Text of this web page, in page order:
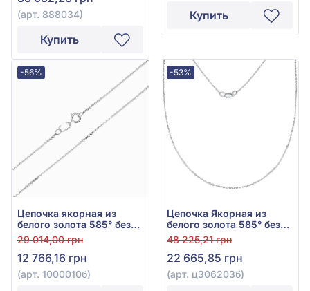
(арт. 888034)
Купить
Купить
-56%
Цепочка якорная из
белого золота 585° без
вставки, арт. 1000010б
29 014,00 грн
12 766,16 грн
(арт. 1000010б)
-53%
Цепочка Якорная из
белого золота 585° без
вставки, арт. ц306203б
48 225,21 грн
22 665,85 грн
(арт. ц306203б)